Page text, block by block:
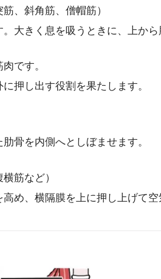
、斜角筋、僧帽筋）
大きく息を吸うときに、上から
です。
押し出す役割を果たします。
骨を内側へとしぼませます。
筋など）
め、横隔膜を上に押し上げて空